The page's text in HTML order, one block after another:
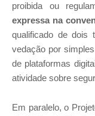
proibida ou
expressa na
qualificado de dois
vedação por
de plataformas
atividade sobre
Em paralelo, o